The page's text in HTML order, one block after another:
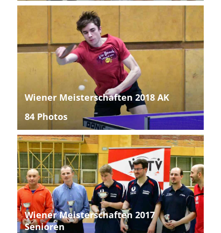
Wiener Meisterschaften 2018 AK
84 Photos
Wiener Meisterschaften 2017
Senioren